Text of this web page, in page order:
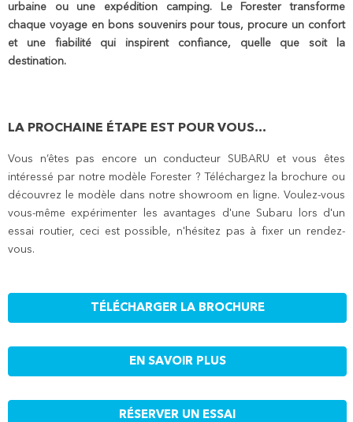
urbaine ou une expédition camping. Le Forester transforme
chaque voyage en bons souvenirs pour tous, procure un confort
et une fiabilité qui inspirent confiance, quelle que soit la
destination.
LA PROCHAINE ÉTAPE EST POUR VOUS...
Vous n’êtes pas encore un conducteur SUBARU et vous êtes
intéressé par notre modèle Forester ? Téléchargez la brochure ou
découvrez le modèle dans notre showroom en ligne. Voulez-vous
vous-même expérimenter les avantages d'une Subaru lors d'un
essai routier, ceci est possible, n'hésitez pas à fixer un rendez-
vous.
TÉLÉCHARGER LA BROCHURE
EN SAVOIR PLUS
RÉSERVER UN ESSAI